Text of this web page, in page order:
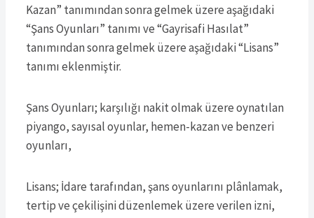
Kazan” tanımından sonra gelmek üzere aşağıdaki
“Şans Oyunları” tanımı ve “Gayrisafi Hasılat”
tanımından sonra gelmek üzere aşağıdaki “Lisans”
tanımı eklenmiştir.
Şans Oyunları; karşılığı nakit olmak üzere oynatılan
piyango, sayısal oyunlar, hemen-kazan ve benzeri
oyunları,
Lisans; İdare tarafından, şans oyunlarını plânlamak,
tertip ve çekilişini düzenlemek üzere verilen izni,